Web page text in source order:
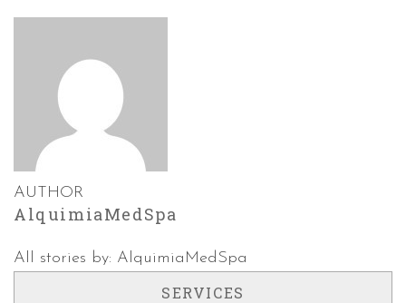
AUTHOR
AlquimiaMedSpa
All stories by: AlquimiaMedSpa
SERVICES